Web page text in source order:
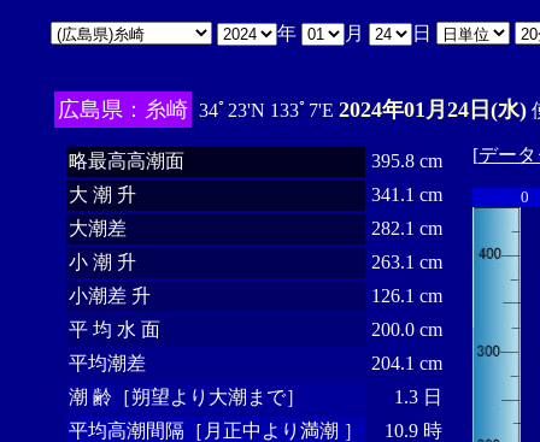
年 月 日
広島県：糸崎 34ﾟ23'N 133ﾟ7'E 2024年01月24日(水)
略最高高潮面
395.8 cm
大 潮 升
341.1 cm
大潮差
282.1 cm
小 潮 升
263.1 cm
小潮差 升
126.1 cm
平 均 水 面
200.0 cm
平均潮差
204.1 cm
潮 齢［朔望より大潮まで］
1.3 日
平均高潮間隔［月正中より満潮 ］
10.9 時
[デー
0